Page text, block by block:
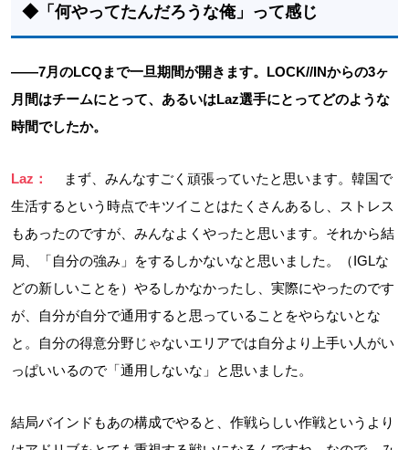
◆「何やってたんだろうな俺」って感じ
――7月のLCQまで一旦期間が開きます。LOCK//INからの3ヶ
月間はチームにとって、あるいはLaz選手にとってどのような
時間でしたか。
Laz：
まず、みんなすごく頑張っていたと思います。韓国で
生活するという時点でキツイことはたくさんあるし、ストレス
もあったのですが、みんなよくやったと思います。それから結
局、「自分の強み」をするしかないなと思いました。（IGLな
どの新しいことを）やるしかなかったし、実際にやったのです
が、自分が自分で通用すると思っていることをやらないとな
と。自分の得意分野じゃないエリアでは自分より上手い人がい
っぱいいるので「通用しないな」と思いました。
結局バインドもあの構成でやると、作戦らしい作戦というより